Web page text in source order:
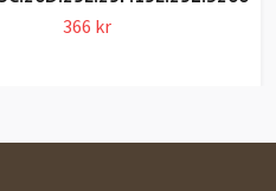
366 kr